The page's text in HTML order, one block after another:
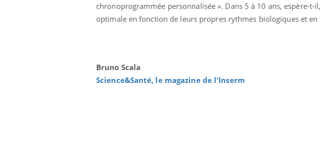
chronoprogrammée personnalisée ». Dans 5 à 10 ans, espère-
optimale en fonction de leurs propres rythmes biologiques et
Bruno Scala
Science&Santé, le magazine de l'Inserm
Il y a des sujets qui sont faciles à aborder...
d'autres non ! D'un côté, poser des
questions sur la maladie d'un proche c'est
carence en fer sont multiples ce